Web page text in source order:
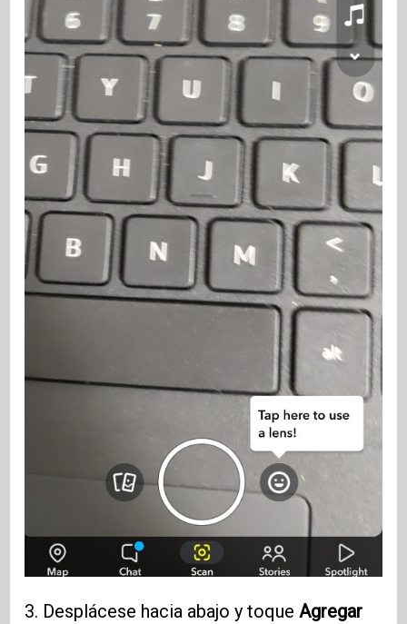
3. Desplácese hacia abajo y toqueAgregar